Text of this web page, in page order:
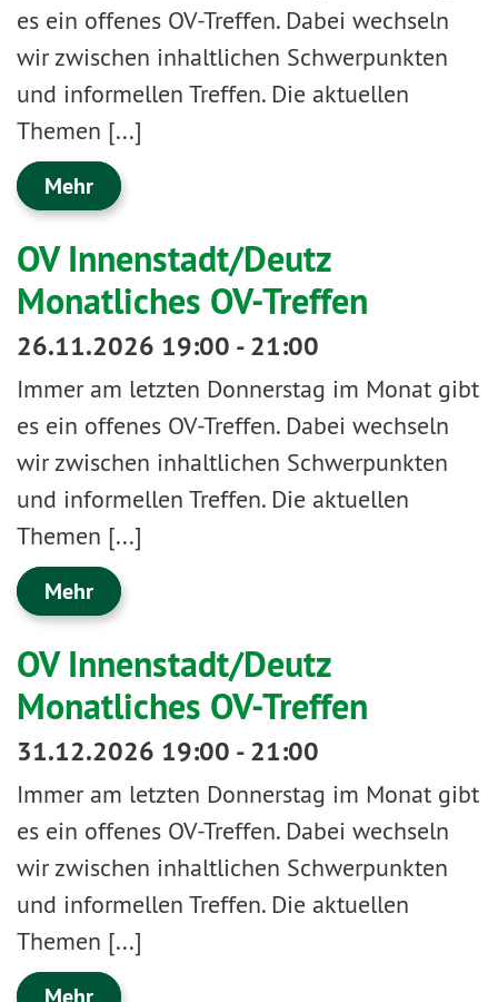
es ein offenes OV-Treffen. Dabei wechseln
wir zwischen inhaltlichen Schwerpunkten
und informellen Treffen. Die aktuellen
Themen [...]
Mehr
OV Innenstadt/Deutz
Monatliches OV-Treffen
26.11.2026 19:00 - 21:00
Immer am letzten Donnerstag im Monat gibt
es ein offenes OV-Treffen. Dabei wechseln
wir zwischen inhaltlichen Schwerpunkten
und informellen Treffen. Die aktuellen
Themen [...]
Mehr
OV Innenstadt/Deutz
Monatliches OV-Treffen
31.12.2026 19:00 - 21:00
Immer am letzten Donnerstag im Monat gibt
es ein offenes OV-Treffen. Dabei wechseln
wir zwischen inhaltlichen Schwerpunkten
und informellen Treffen. Die aktuellen
Themen [...]